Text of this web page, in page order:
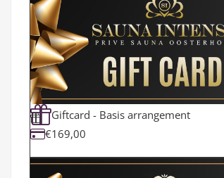
Giftcard - Basis arrangement
€169,00